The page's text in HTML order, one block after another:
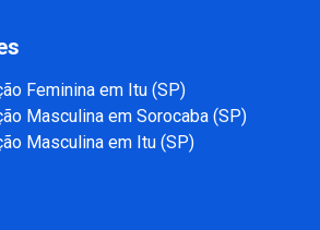
Feminina em Itu (SP)
Masculina em Sorocaba (SP)
Masculina em Itu (SP)